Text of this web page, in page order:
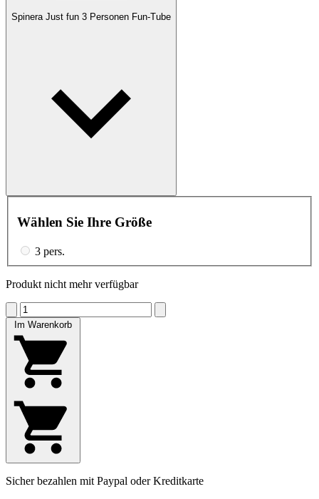
Spinera Just fun 3 Personen Fun-Tube
Wählen Sie Ihre Größe
3 pers.
Produkt nicht mehr verfügbar
Im Warenkorb
Sicher bezahlen mit Paypal oder Kreditkarte